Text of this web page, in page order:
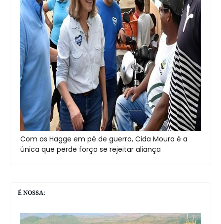
Com os Hagge em pé de guerra, Cida Moura é a
única que perde força se rejeitar aliança
É NOSSA: